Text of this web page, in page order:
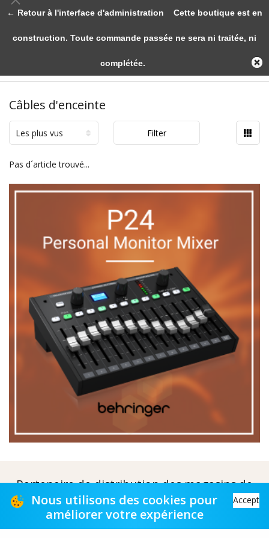
Câbles d'enceinte
Les plus vus Filter
Pas d´article trouvé...
Partenaire de distribution des magasins de
musique
Distribution partner to music stores
← Retour à l'interface d'administration Cette boutique est en
construction. Toute commande passée ne sera ni traitée, ni
complétée.
Nous utilisons des cookies pour
améliorer votre expérience
Accept